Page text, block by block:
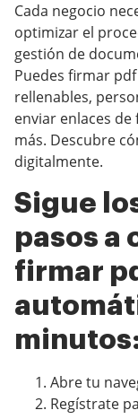
Cada negocio
optimizar el
gestión de
Puedes firmar
rellenables,
enviar enlaces
más. Descubre
digitalmente.
Sigue
pasos a
firmar
Abre tu
Regístrate